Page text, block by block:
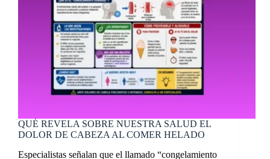
QUÉ REVELA SOBRE NUESTRA SALUD EL
DOLOR DE CABEZA AL COMER HELADO
Especialistas señalan que el llamado “congelamiento